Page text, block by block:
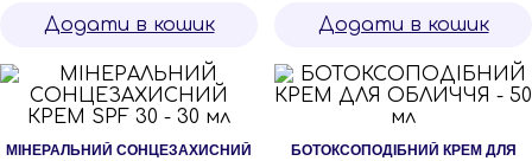
Додати в кошик Додати в кошик
МІНЕРАЛЬНИЙ СОНЦЕЗАХИСНИЙ
БОТОКСОПОДІБНИЙ КРЕМ ДЛЯ